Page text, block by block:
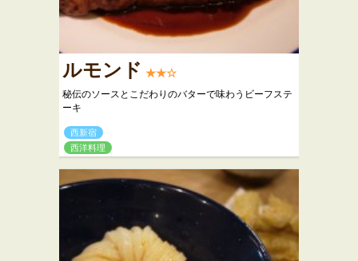
ルモンド ★★☆
秘伝のソースとこだわりのバターで味わうビーフステ
ーキ
西新宿
西洋料理